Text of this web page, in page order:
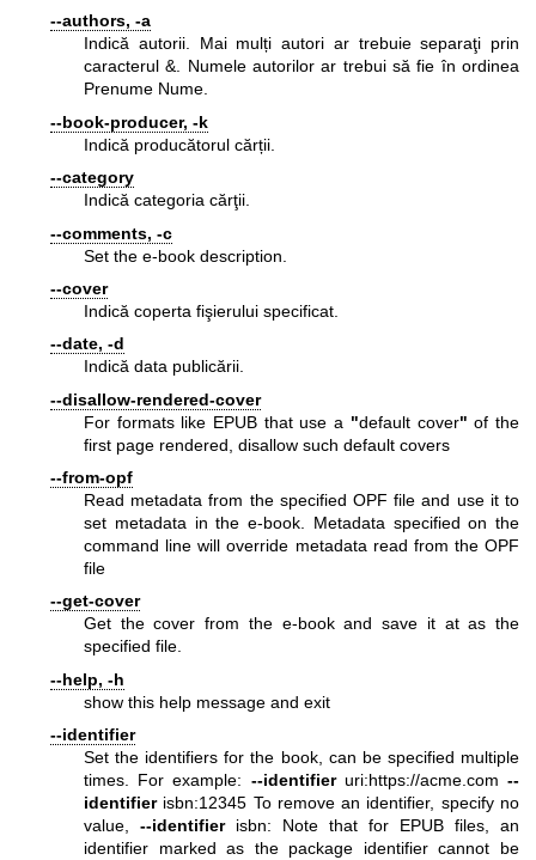
--authors, -a
Indică autorii. Mai mulți autori ar trebuie separaţi prin
caracterul &. Numele autorilor ar trebui să fie în ordinea
Prenume Nume.
--book-producer, -k
Indică producătorul cărții.
--category
Indică categoria cărţii.
--comments, -c
Set the e-book description.
--cover
Indică coperta fişierului specificat.
--date, -d
Indică data publicării.
--disallow-rendered-cover
For formats like EPUB that use a "default cover" of the
first page rendered, disallow such default covers
--from-opf
Read metadata from the specified OPF file and use it to
set metadata in the e-book. Metadata specified on the
command line will override metadata read from the OPF
file
--get-cover
Get the cover from the e-book and save it at as the
specified file.
--help, -h
show this help message and exit
--identifier
Set the identifiers for the book, can be specified multiple
times. For example: --identifieruri:https://acme.com --
identifierisbn:12345 To remove an identifier, specify no
value, --identifierisbn: Note that for EPUB files, an
identifier marked as the package identifier cannot be